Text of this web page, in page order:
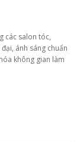
các salon tóc,
ánh sáng chuẩn
không gian làm